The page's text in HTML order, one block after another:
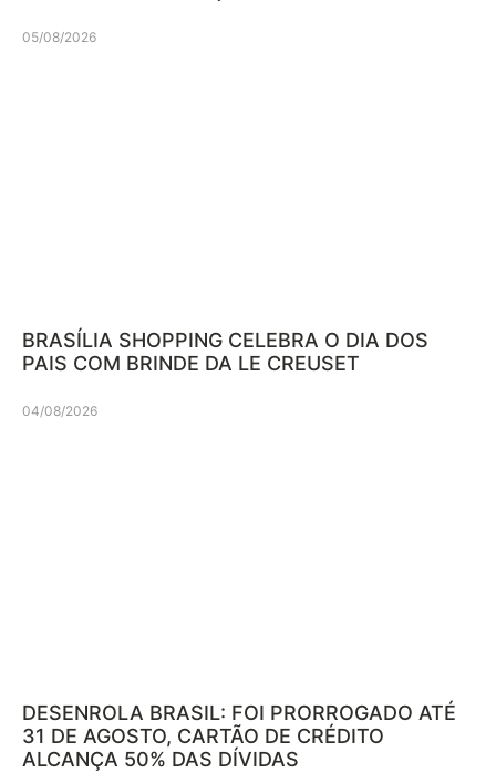
05/08/2026
BRASÍLIA SHOPPING CELEBRA O DIA DOS
PAIS COM BRINDE DA LE CREUSET
04/08/2026
DESENROLA BRASIL: FOI PRORROGADO ATÉ
31 DE AGOSTO, CARTÃO DE CRÉDITO
ALCANÇA 50% DAS DÍVIDAS